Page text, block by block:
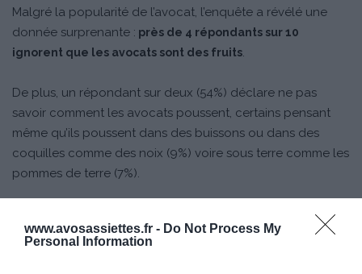
www.avosassiettes.fr - Do Not Process My
Personal Information
Malgré la popularité de l’avocat, l’enquête a révélé une
donnée surprenante : près de 4 répondants sur 10
ignorent que les avocats sont des fruits.
De plus, un répondant sur deux (54%) déclare ne pas
savoir comment les avocats poussent, certains pensant
même qu’ils poussent dans des buissons ou dans des
coquilles comme des noix (9%) voire sous terre comme les
pommes de terre (7%).
Les générations plus âgées ont tendance à connaître
mieux le fruit que les plus jeunes générations, malgré le